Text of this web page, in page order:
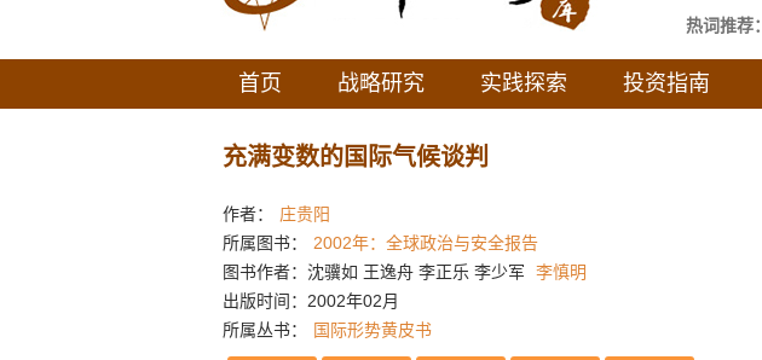
热词推荐：
互联互通
首页 战略研究 实践探索 投资指南
充满变数的国际气候谈判
作者：
庄贵阳
所属图书：
2002年：全球政治与安全报告
图书作者：沈骥如 王逸舟 李正乐 李少军
李慎明
出版时间：2002年02月
所属丛书：
国际形势黄皮书